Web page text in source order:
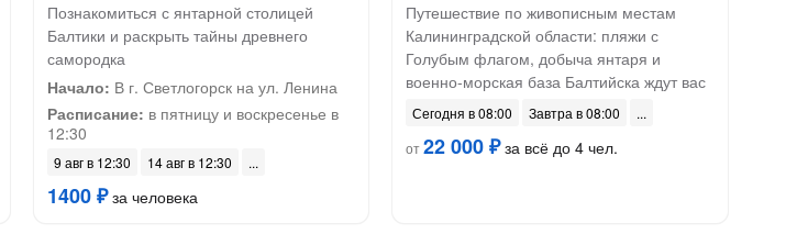
Познакомиться с янтарной столицей
Балтики и раскрыть тайны древнего
самородка
Начало: В г. Светлогорск на ул. Ленина
Расписание: в пятницу и воскресенье в
12:30
9 авг в 12:30 14 авг в 12:30
1400 ₽за человека
Путешествие по живописным местам
Калининградской области: пляжи с
Голубым флагом, добыча янтаря и
военно-морская база Балтийска ждут вас
Сегодня в 08:00
Завтра в 08:00
от22 000 ₽за всё до 4 чел.